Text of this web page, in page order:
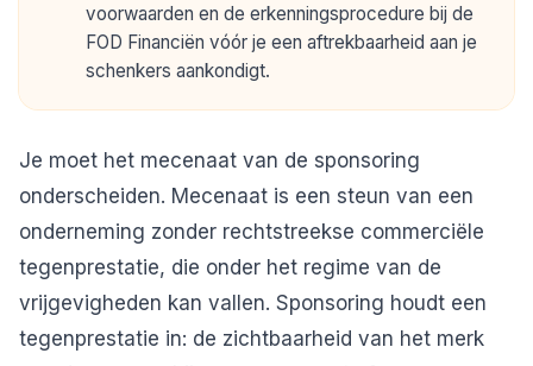
voorwaarden en de erkenningsprocedure bij de
FOD Financiën vóór je een aftrekbaarheid aan je
schenkers aankondigt.
Je moet het mecenaat van de sponsoring
onderscheiden. Mecenaat is een steun van een
onderneming zonder rechtstreekse commerciële
tegenprestatie, die onder het regime van de
vrijgevigheden kan vallen. Sponsoring houdt een
tegenprestatie in: de zichtbaarheid van het merk